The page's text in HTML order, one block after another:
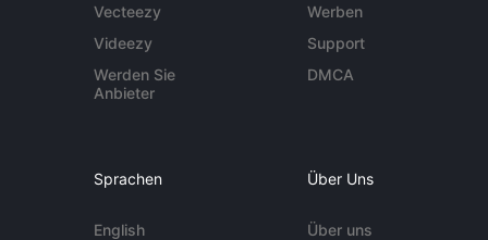
Vecteezy
Videezy
Werden Sie
Anbieter
Werben
Support
DMCA
Sprachen
English
Über Uns
Über uns